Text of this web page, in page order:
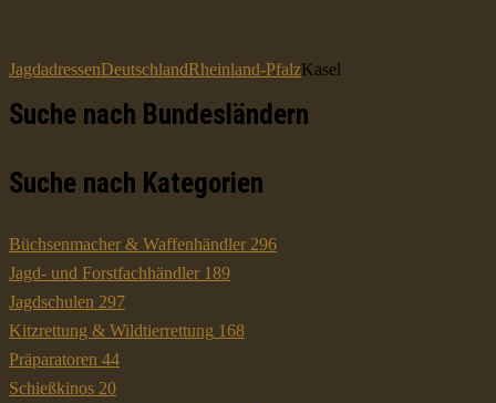
JagdadressenDeutschlandRheinland-PfalzKasel
Suche nach Bundesländern
Suche nach Kategorien
Büchsenmacher & Waffenhändler 296
Jagd- und Forstfachhändler 189
Jagdschulen 297
Kitzrettung & Wildtierrettung 168
Präparatoren 44
Schießkinos 20